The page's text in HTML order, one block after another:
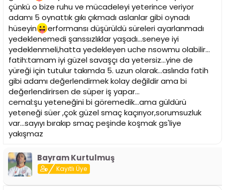
çünkü o bize ruhu ve mücadeleyi yeterince veriyor
adamı 5 oynattık gıkı çıkmadı aslanlar gibi oynadı
hüseyin
erformansı düşürüldü süreleri ayarlanmadı
yedeklenemedi şanssızlıklar yaşadı...seneye iyi
yedeklenmeli,hatta yedekleyen uche nsowmu olabilir...
fatih:tamam iyi güzel savaşçı da yetersiz...yine de
yüreği için tutulur takımda 5. uzun olarak...aslında fatih
gibi adamı değerlendirmek kolay değildir ama bi
değerlendirirsen de süper iş yapar...
cemal:şu yeteneğini bi göremedik...ama güldürü
yeteneği süer ,çok güzel smaç kaçırıyor,sorumsuzluk
var...sayıyı bırakıp smaç peşinde koşmak gs'liye
yakışmaz
Bayram Kurtulmuş
Kayıtlı Üye